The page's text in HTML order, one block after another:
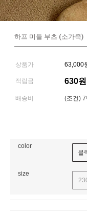
하프 미들 부츠 (소가죽)
상품가 63,000
적립금 630원
배송비 (조건) 7
color
블
size